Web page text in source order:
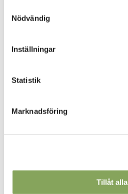
Nödvändig
Inställningar
Statistik
Marknadsföring
Tillåt alla
CORE Utgående